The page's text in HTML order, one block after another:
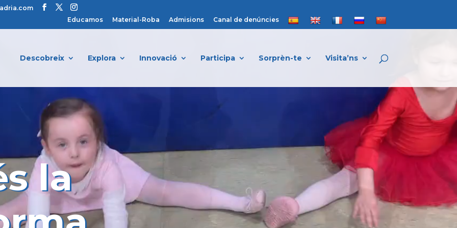
Educamos
Material-Roba Admisions Canal de denúncies
Descobreix Explora Innovació Participa Sorprèn-te Visita’ns
la